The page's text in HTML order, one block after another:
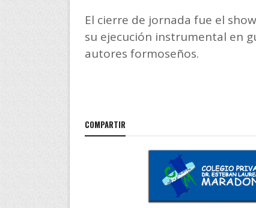
El cierre de jornada fue el
su ejecución instrumental en
autores formoseños.
COMPARTIR